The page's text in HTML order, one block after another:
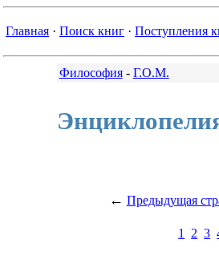
Главная · Поиск книг · Поступления
Философия- Г.О.М.
← Предыдущая
1 2 3